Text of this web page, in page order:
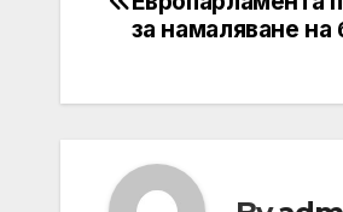
navigation
за намаляване